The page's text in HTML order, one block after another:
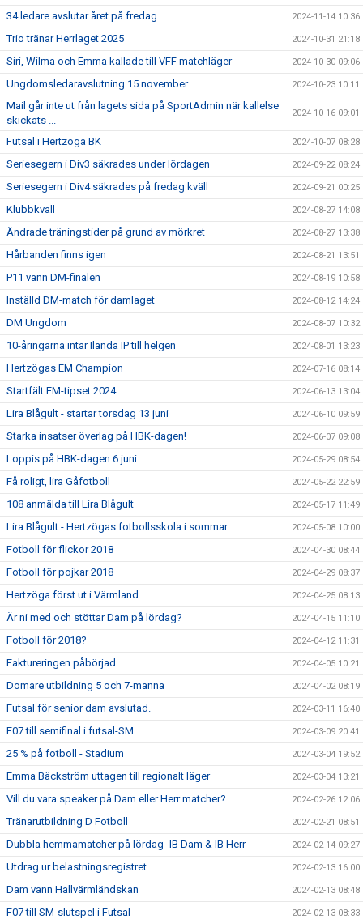
34 ledare avslutar året på fredag 2024-11-14 10:36
Trio tränar Herrlaget 2025 2024-10-31 21:18
Siri, Wilma och Emma kallade till VFF matchläger 2024-10-30 09:06
Ungdomsledaravslutning 15 november 2024-10-23 10:11
Mail går inte ut från lagets sida på SportAdmin när kallelse
skickats ...
2024-10-16 09:01
Futsal i Hertzöga BK 2024-10-07 08:28
Seriesegern i Div3 säkrades under lördagen 2024-09-22 08:24
Seriesegern i Div4 säkrades på fredag kväll 2024-09-21 00:25
Klubbkväll 2024-08-27 14:08
Ändrade träningstider på grund av mörkret 2024-08-27 13:38
Hårbanden finns igen 2024-08-21 13:51
P11 vann DM-finalen 2024-08-19 10:58
Inställd DM-match för damlaget 2024-08-12 14:24
DM Ungdom 2024-08-07 10:32
10-åringarna intar Ilanda IP till helgen 2024-08-01 13:23
Hertzögas EM Champion 2024-07-16 08:14
Startfält EM-tipset 2024 2024-06-13 13:04
Lira Blågult - startar torsdag 13 juni 2024-06-10 09:59
Starka insatser överlag på HBK-dagen! 2024-06-07 09:08
Loppis på HBK-dagen 6 juni 2024-05-29 08:54
Få roligt, lira Gåfotboll 2024-05-22 22:59
108 anmälda till Lira Blågult 2024-05-17 11:49
Lira Blågult - Hertzögas fotbollsskola i sommar 2024-05-08 10:00
Fotboll för flickor 2018 2024-04-30 08:44
Fotboll för pojkar 2018 2024-04-29 08:37
Hertzöga först ut i Värmland 2024-04-25 08:13
Är ni med och stöttar Dam på lördag? 2024-04-15 11:10
Fotboll för 2018? 2024-04-12 11:31
Faktureringen påbörjad 2024-04-05 10:21
Domare utbildning 5 och 7-manna 2024-04-02 08:19
Futsal för senior dam avslutad. 2024-03-11 16:40
F07 till semifinal i futsal-SM 2024-03-09 20:41
25 % på fotboll - Stadium 2024-03-04 19:52
Emma Bäckström uttagen till regionalt läger 2024-03-04 13:21
Vill du vara speaker på Dam eller Herr matcher? 2024-02-26 12:06
Tränarutbildning D Fotboll 2024-02-21 08:51
Dubbla hemmamatcher på lördag- IB Dam & IB Herr 2024-02-14 09:27
Utdrag ur belastningsregistret 2024-02-13 16:00
Dam vann Hallvärmländskan 2024-02-13 08:48
F07 till SM-slutspel i Futsal 2024-02-13 08:33